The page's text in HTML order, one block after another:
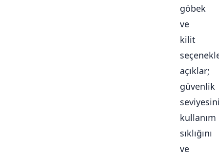
göbek
ve
kilit
açıklar;
güvenlik
kullanım
sıklığını
ve